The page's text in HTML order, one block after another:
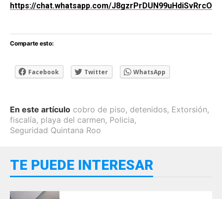
https://chat.whatsapp.com/J8gzrPrDUN99uHdiSvRrcO
Comparte esto:
Facebook Twitter WhatsApp
En este artículo cobro de piso, detenidos, Extorsión,
fiscalía, playa del carmen, Policia,
Seguridad Quintana Roo
TE PUEDE INTERESAR